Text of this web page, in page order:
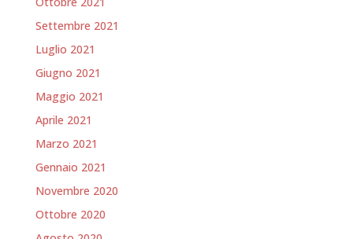
Settembre 2021
Luglio 2021
Giugno 2021
Maggio 2021
Aprile 2021
Marzo 2021
Gennaio 2021
Novembre 2020
Ottobre 2020